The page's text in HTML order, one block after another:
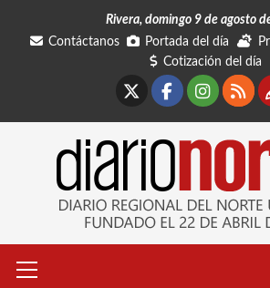
Rivera, domingo 9 de agosto
Contáctanos
Portada del día
Cotización del día
Facebook
RSS
primario